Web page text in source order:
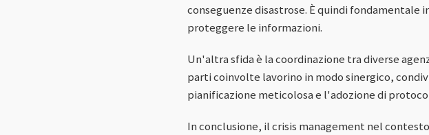
conseguenze disastrose. È quindi
proteggere le informazioni.
Un'altra sfida è la coordinazione tra diverse
parti coinvolte lavorino in modo sinergico,
pianificazione meticolosa e l'adozione di
In conclusione, il crisis management nel